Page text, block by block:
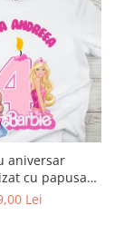
aniversar
cu papusa
Barbie TAN1011
Lei